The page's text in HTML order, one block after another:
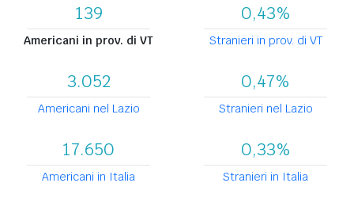
139
Americani in prov. di VT
0,43%
Stranieri in prov. di VT
3.052
Americani nel Lazio
0,47%
Stranieri nel Lazio
17.650
Americani in Italia
0,33%
Stranieri in Italia